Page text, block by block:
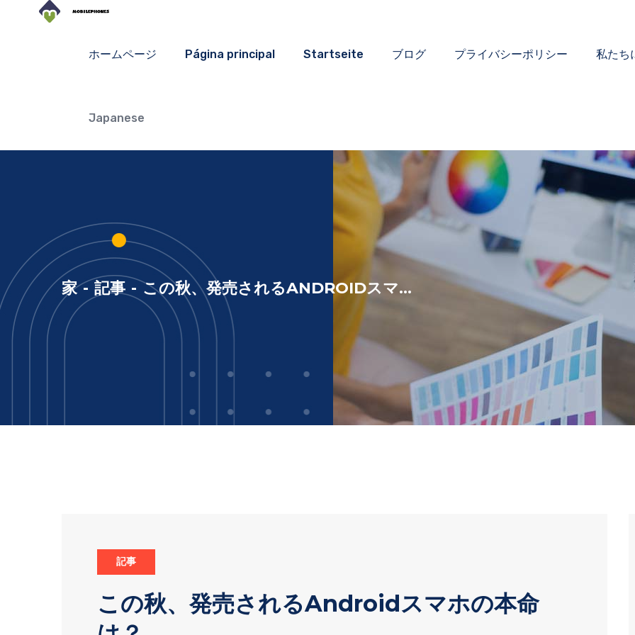
ホームページ Página principal Startseite ブログ プライバシーポリシー 私たち
Japanese
家 - 記事 - この秋、発売されるANDROIDスマ...
記事
この秋、発売されるAndroidスマホの本命